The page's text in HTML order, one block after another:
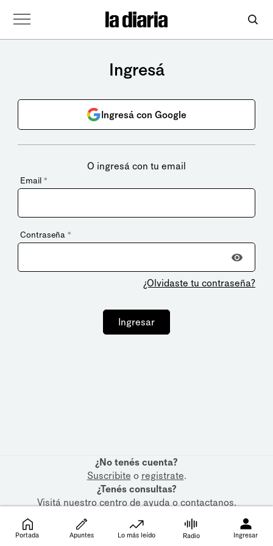
Ingresá
Ingresá con Google
O ingresá con tu email
Email *
Contraseña *
¿Olvidaste tu contraseña?
Ingresar
¿No tenés cuenta?
Suscribite o registrate.
¿Tenés consultas?
Visitá nuestrocentro de ayudaocontactanos.
Portada Apuntes Lo más leído Radio Ingresar